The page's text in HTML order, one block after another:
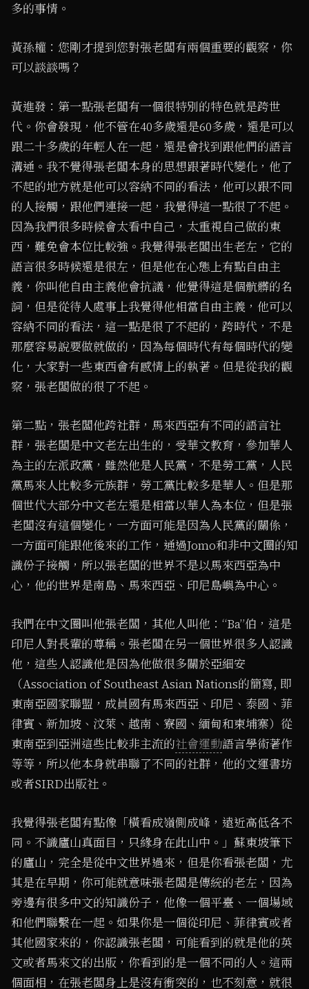
多的事情。
黃孫權：您剛才提到您對張老闆有兩個重要的觀察，你
可以談談嗎？
黃進發：第一點張老闆有一個很特別的特色就是跨世
代。你會發現，他不管在40多歲還是60多歲，還是可以
跟二十多歲的年輕人在一起，還是會找到跟他們的語言
溝通。我不覺得張老闆本身的思想跟著時代變化，他了
不起的地方就是他可以容納不同的看法，他可以跟不同
的人接觸，跟他們連接一起，我覺得這一點很了不起。
因為我們很多時候會太看中自己，太重視自己做的東
西，難免會本位比較強。我覺得張老闆出生老左，它的
語言很多時候還是很左，但是他在心態上有點自由主
義，你叫他自由主義他會抗議，他覺得這是個骯髒的名
詞，但是從待人處事上我覺得他相當自由主義，他可以
容納不同的看法，這一點是很了不起的，跨時代，不是
那麼容易說要做就做的，因為每個時代有每個時代的變
化，大家對一些東西會有感情上的執著。但是從我的觀
察，張老闆做的很了不起。
第二點，張老闆他跨社群，馬來西亞有不同的語言社
群，張老闆是中文老左出生的，受華文教育，參加華人
為主的左派政黨，雖然他是人民黨，不是勞工黨，人民
黨馬來人比較多元族群，勞工黨比較多是華人。但是那
個世代大部分中文老左還是相當以華人為本位，但是張
老闆沒有這個變化，一方面可能是因為人民黨的關係，
一方面可能跟他後來的工作，通過Jomo和非中文圈的知
識份子接觸，所以張老闆的世界不是以馬來西亞為中
心，他的世界是南島、馬來西亞、印尼島嶼為中心。
我們在中文圈叫他張老闆，其他人叫他：“Ba”伯，這是
印尼人對長輩的尊稱。張老闆在另一個世界很多人認識
他，這些人認識他是因為他做很多關於亞細安
（Association of Southeast Asian Nations的簡寫, 即
東南亞國家聯盟，成員國有馬來西亞、印尼、泰國、菲
律賓、新加坡、汶萊、越南、寮國、緬甸和柬埔寨）從
東南亞到亞洲這些比較非主流的社會運動語言學術著作
等等，所以他本身就串聯了不同的社群，他的文運書坊
或者SIRD出版社。
我覺得張老闆有點像「橫看成嶺側成峰，遠近高低各不
同。不識廬山真面目，只緣身在此山中。」蘇東坡筆下
的廬山，完全是從中文世界過來，但是你看張老闆，尤
其是在早期，你可能就意味張老闆是傳統的老左，因為
旁邊有很多中文的知識份子，他像一個平臺、一個場域
和他們聯繫在一起。如果你是一個從印尼、菲律賓或者
其他國家來的，你認識張老闆，可能看到的就是他的英
文或者馬來文的出版，你看到的是一個不同的人。這兩
個面相，在張老闆身上是沒有衝突的，也不刻意，就很